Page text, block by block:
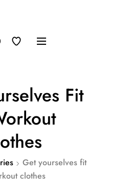
Fit
Get yourselves fit
clothes